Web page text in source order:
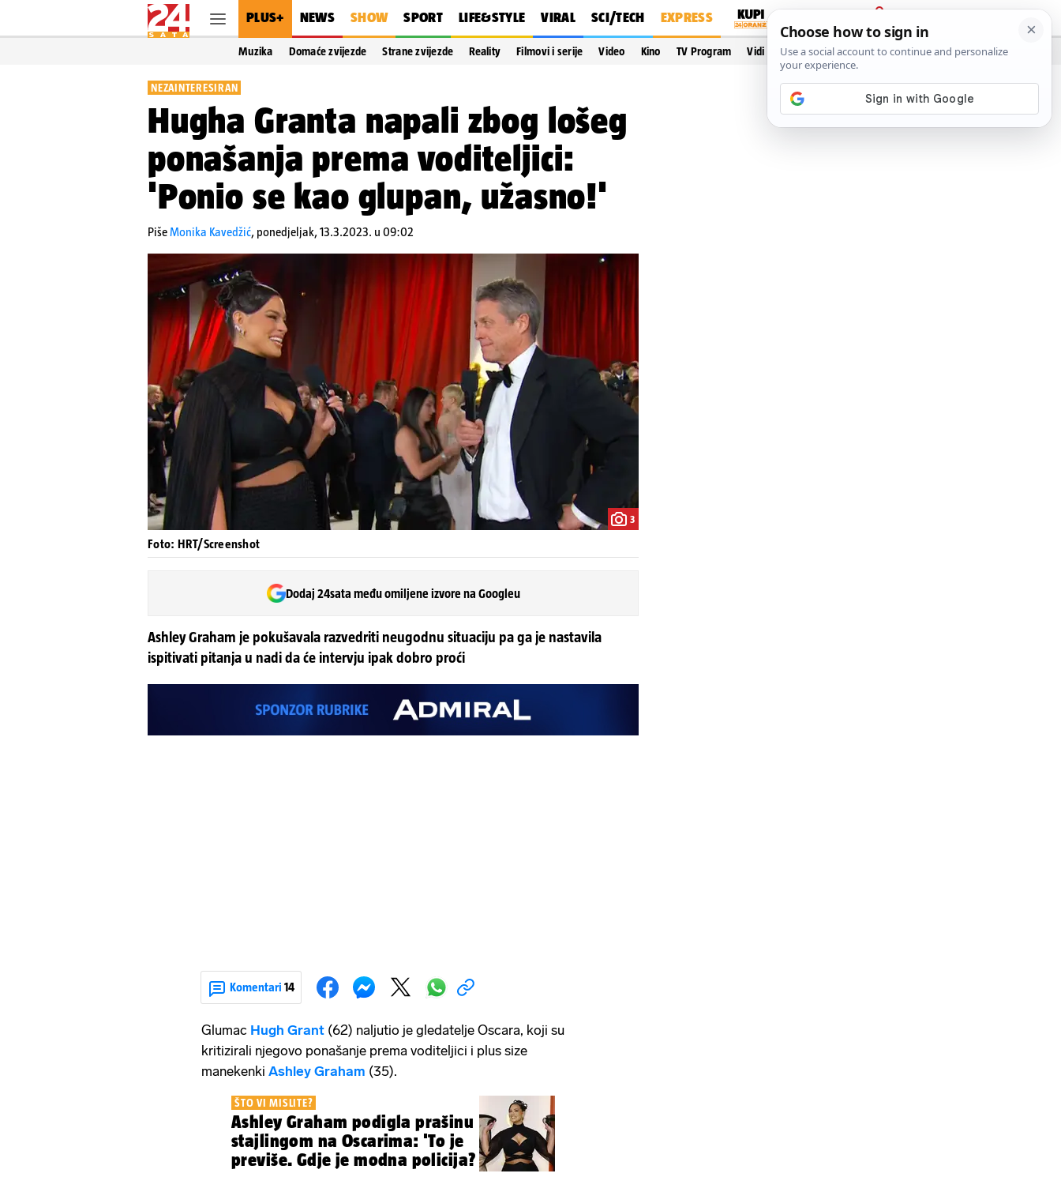
PLUS+ NEWS SHOW SPORT LIFE&STYLE VIRAL SCI/TECH EXPRESS
PRIJAVA
Muzika Domaće zvijezde Strane zvijezde Reality Filmovi i serije Video Kino TV Program Vidi još…
NEZAINTERESIRAN
Hugha Granta napali zbog lošeg
ponašanja prema voditeljici:
'Ponio se kao glupan, užasno!'
PišeMonika Kavedžić, ponedjeljak, 13.3.2023. u 09:02
3
Foto: HRT/Screenshot
Dodaj 24sata među omiljene izvore na Googleu
Ashley Graham je pokušavala razvedriti neugodnu situaciju pa ga je nastavila
ispitivati pitanja u nadi da će intervju ipak dobro proći
Komentari 14
Glumac Hugh Grant (62) naljutio je gledatelje Oscara, koji su
kritizirali njegovo ponašanje prema voditeljici i plus size
manekenki Ashley Graham (35).
ŠTO VI MISLITE?
Ashley Graham podigla prašinu
stajlingom na Oscarima: 'To je
previše. Gdje je modna policija?